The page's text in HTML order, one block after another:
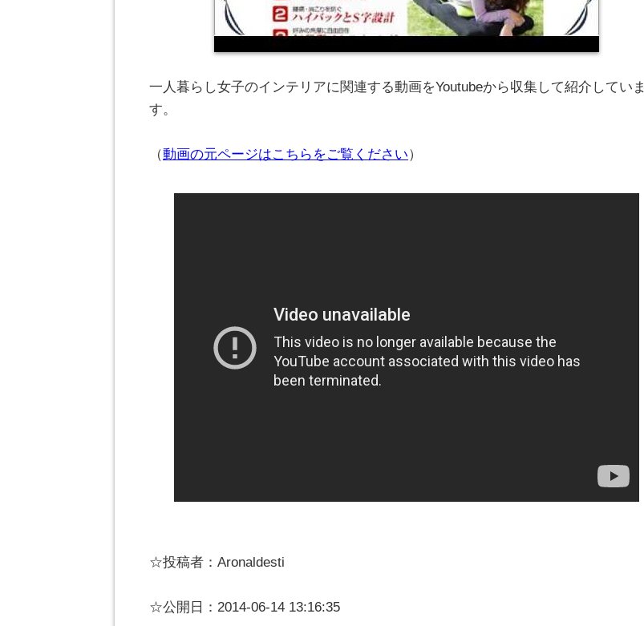
一人暮らし女子のインテリアに関連する動画をYoutubeから収集して紹介していま
す。
（動画の元ページはこちらをご覧ください）
☆投稿者：Aronaldesti
☆公開日：2014-06-14 13:16:35